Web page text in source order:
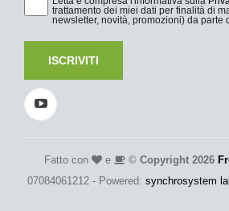
trattamento dei miei dati per finalità di
newsletter, novità, promozioni) da parte
ISCRIVITI
Fatto con e © Copyright 2026
07084061212 - Powered: synchrosystem